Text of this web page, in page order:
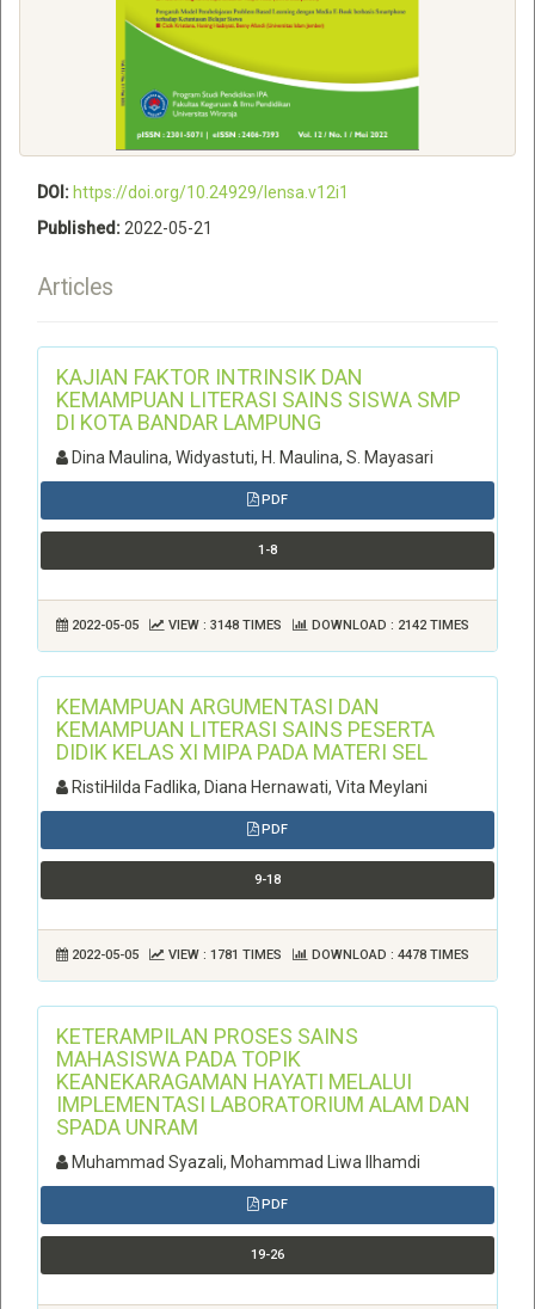
DOI: https://doi.org/10.24929/lensa.v12i1
Published:2022-05-21
Articles
KAJIAN FAKTOR INTRINSIK DAN
KEMAMPUAN LITERASI SAINS SISWA SMP
DI KOTA BANDAR LAMPUNG
Dina Maulina, Widyastuti, H. Maulina, S. Mayasari
PDF
1-8
2022-05-05 VIEW : 3148 TIMES DOWNLOAD : 2142 TIMES
KEMAMPUAN ARGUMENTASI DAN
KEMAMPUAN LITERASI SAINS PESERTA
DIDIK KELAS XI MIPA PADA MATERI SEL
RistiHilda Fadlika, Diana Hernawati, Vita Meylani
PDF
9-18
2022-05-05 VIEW : 1781 TIMES DOWNLOAD : 4478 TIMES
KETERAMPILAN PROSES SAINS
MAHASISWA PADA TOPIK
KEANEKARAGAMAN HAYATI MELALUI
IMPLEMENTASI LABORATORIUM ALAM DAN
SPADA UNRAM
Muhammad Syazali, Mohammad Liwa Ilhamdi
PDF
19-26